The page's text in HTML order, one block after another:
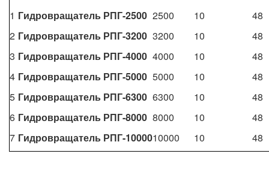
1 Гидровращатель РПГ-2500 2500 10
48
2 Гидровращатель РПГ-3200 3200 10
48
3 Гидровращатель РПГ-4000 4000 10
48
4 Гидровращатель РПГ-5000 5000 10
48
5 Гидровращатель РПГ-6300 6300 10
48
6 Гидровращатель РПГ-8000 8000 10
48
7 Гидровращатель РПГ-1000010000 10 48